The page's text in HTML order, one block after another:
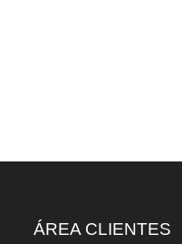
ÁREA CLIENTES